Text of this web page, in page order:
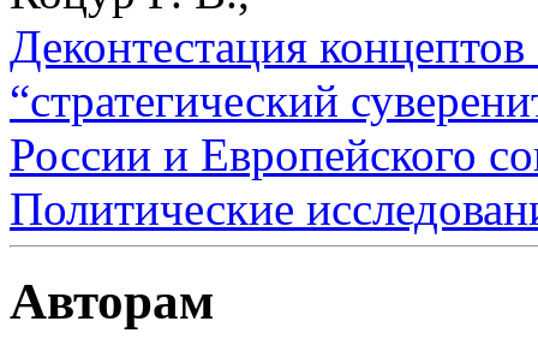
Деконтестация концептов
“стратегический
России и Европейского
Политические
Авторам